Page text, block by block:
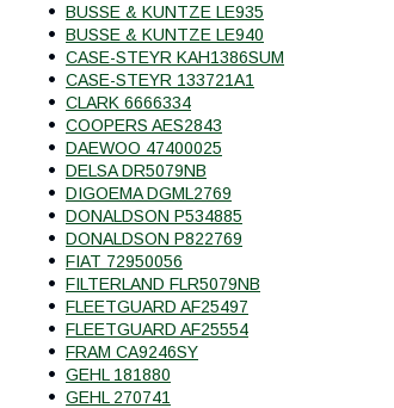
BUSSE & KUNTZE LE935
BUSSE & KUNTZE LE940
CASE-STEYR KAH1386SUM
CASE-STEYR 133721A1
CLARK 6666334
COOPERS AES2843
DAEWOO 47400025
DELSA DR5079NB
DIGOEMA DGML2769
DONALDSON P534885
DONALDSON P822769
FIAT 72950056
FILTERLAND FLR5079NB
FLEETGUARD AF25497
FLEETGUARD AF25554
FRAM CA9246SY
GEHL 181880
GEHL 270741